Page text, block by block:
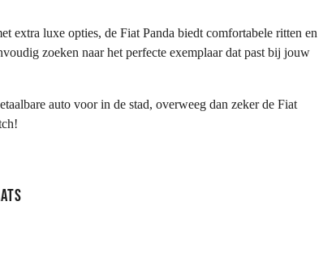
extra luxe opties, de Fiat Panda biedt comfortabele ritten en
zoeken naar het perfecte exemplaar dat past bij jouw
auto voor in de stad, overweeg dan zeker de Fiat